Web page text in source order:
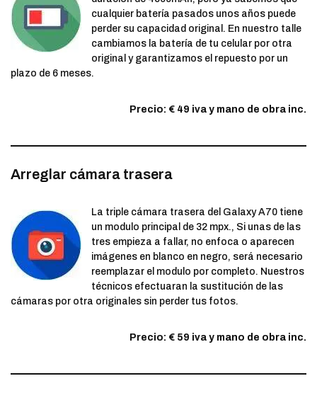
cualquier batería pasados unos años puede
perder su capacidad original. En nuestro talle
cambiamos la batería de tu celular por otra
original y garantizamos el repuesto por un
plazo de 6 meses.
Precio: € 49 iva y mano de obra inc.
Arreglar cámara trasera
La triple cámara trasera del Galaxy A70 tiene
un modulo principal de 32 mpx., Si unas de las
tres empieza a fallar, no enfoca o aparecen
imágenes en blanco en negro, será necesario
reemplazar el modulo por completo. Nuestros
técnicos efectuaran la sustitución de las
cámaras por otra originales sin perder tus fotos.
Precio: € 59 iva y mano de obra inc.